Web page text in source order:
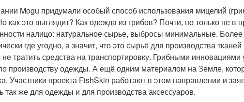
Mogu придумали особый способ использования мицелий
как это выглядит? Как одежда из грибов? Почти, но только не
налицо: натуральное сырье, выбросы минимальные. Более
где угодно, а значит, что это сырьё для производства
тратить средства на транспортировку. Грибными
производству одежды. А ещё одним материалом на Земле,
Участники проекта FishSkin работают в этом направлении и
так же для одежды и для производства аксессуаров.